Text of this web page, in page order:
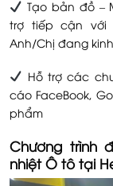
Tạo bản đồ –
trợ tiếp cận với
Anh/Chị đang
Hỗ trợ các
cáo FaceBook,
phẩm
Chương trình
nhiệt Ô tô tại